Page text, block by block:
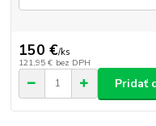
150 €/ks
121,95 € bez DPH
Pridať